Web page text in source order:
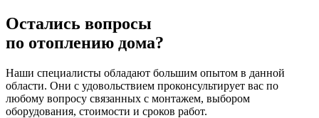
Остались вопросы
по отоплению дома?
Наши специалисты обладают большим опытом в данной
области. Они с удовольствием проконсультирует вас по
любому вопросу связанных с монтажем, выбором
оборудования, стоимости и сроков работ.